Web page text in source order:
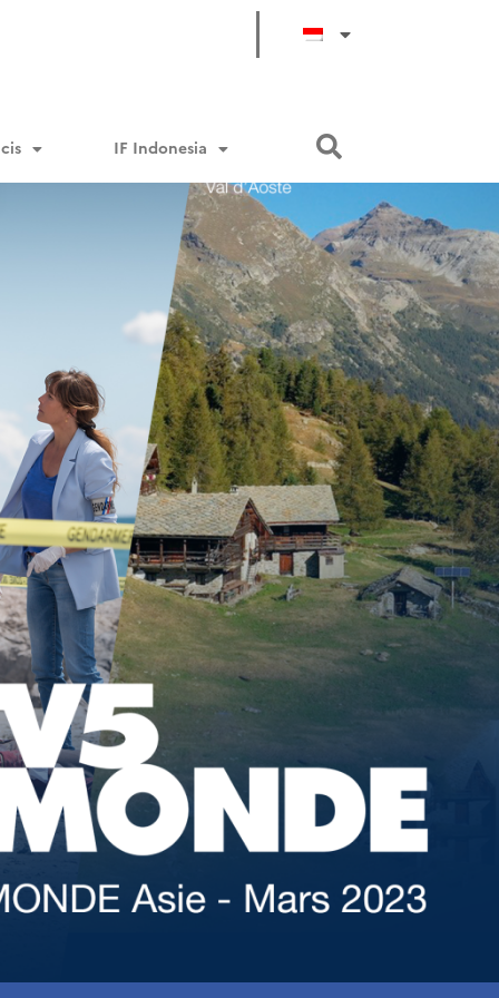
IF Indonesia